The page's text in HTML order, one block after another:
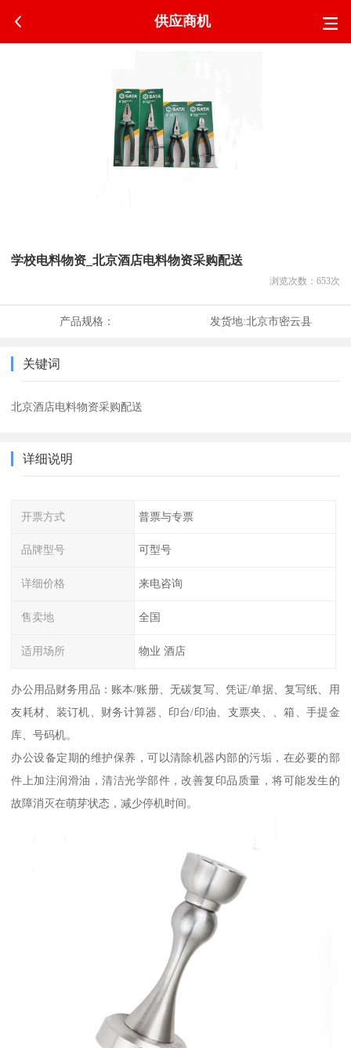
供应商机
学校电料物资_北京酒店电料物资采购配送
浏览次数： 653次
产品规格： 发货地:北京市密云县
关键词
北京酒店电料物资采购配送
详细说明
开票方式 普票与专票
品牌型号 可型号
详细价格 来电咨询
售卖地 全国
适用场所 物业 酒店
办公用品财务用品：账本/账册、无碳复写、凭证/单据、复写纸、用
友耗材、装订机、财务计算器、印台/印油、支票夹、、箱、手提金
库、号码机。
办公设备定期的维护保养，可以清除机器内部的污垢，在必要的部
件上加注润滑油，清洁光学部件，改善复印品质量，将可能发生的
故障消灭在萌芽状态，减少停机时间。